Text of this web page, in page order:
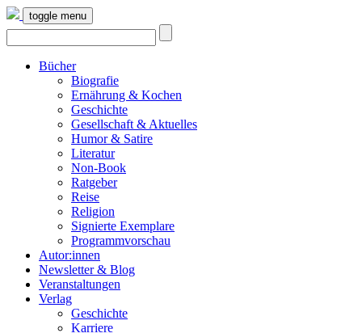
toggle menu
Bücher
Biografie
Ernährung & Kochen
Geschichte
Gesellschaft & Aktuelles
Humor & Satire
Literatur
Non-Book
Ratgeber
Reise
Religion
Signierte Exemplare
Programmvorschau
Autor:innen
Newsletter & Blog
Veranstaltungen
Verlag
Geschichte
Karriere